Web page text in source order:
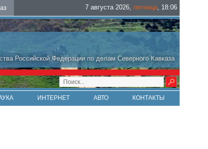
7 августа 2026, пятница, 18:06
Российской Федерации по делам Северного Кавказа
ИНТЕРНЕТ АВТО КОНТАКТЫ